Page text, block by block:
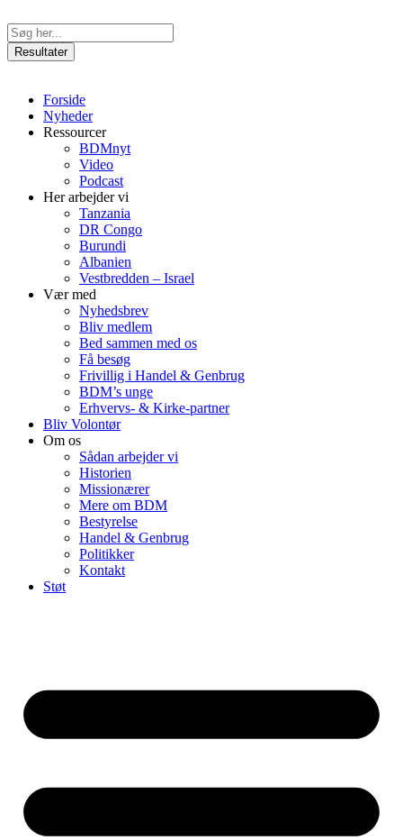
til
indhold
Search
...Resultater
Forside
Nyheder
Ressourcer
BDMnyt
Video
Podcast
Her arbejder vi
Tanzania
DR Congo
Burundi
Albanien
Vestbredden – Israel
Vær med
Nyhedsbrev
Bliv medlem
Bed sammen med os
Få besøg
Frivillig i Handel & Genbrug
BDM’s unge
Erhvervs- & Kirke-partner
Bliv Volontør
Om os
Sådan arbejder vi
Historien
Missionærer
Mere om BDM
Bestyrelse
Handel & Genbrug
Politikker
Kontakt
Støt